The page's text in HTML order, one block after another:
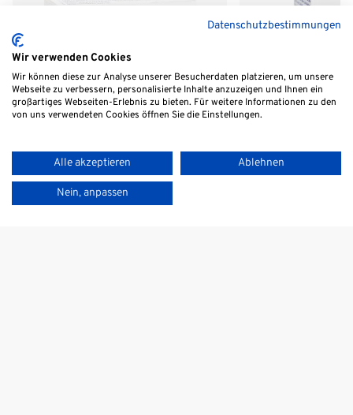
19,95 €
Warenkorb ansehen
BactoFlor
AB
BactoFlor®
10/20
BactoFlor
Datenschutzbestimmungen
Wir verwenden Cookies
Wir können diese zur Analyse unserer Besucherdaten platzieren, um unsere
Webseite zu verbessern, personalisierte Inhalte anzuzeigen und Ihnen ein
großartiges Webseiten-Erlebnis zu bieten. Für weitere Informationen zu den
von uns verwendeten Cookies öffnen Sie die Einstellungen.
Alle akzeptieren Ablehnen
Nein, anpassen